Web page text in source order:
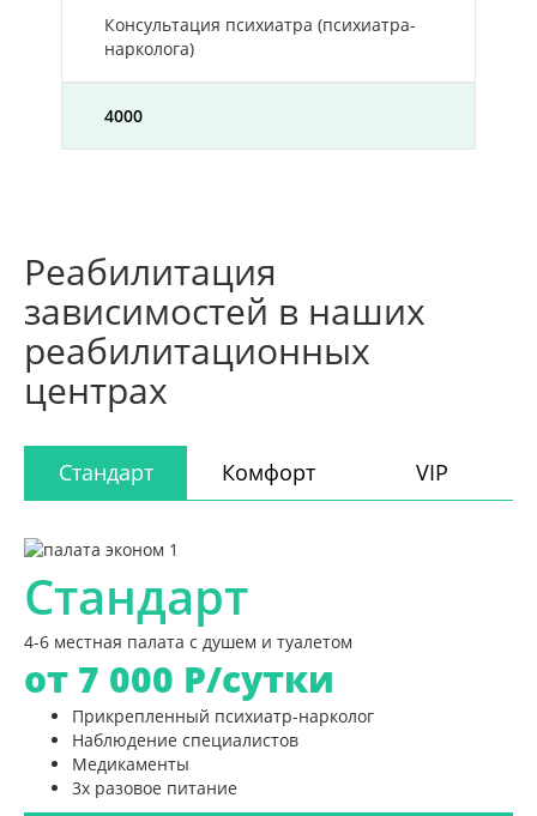
Консультация психиатра (психиатра-
нарколога)
4000
Реабилитация
зависимостей в наших
реабилитационных
центрах
Стандарт Комфорт VIP
Стандарт
4-6 местная палата с душем и туалетом
от 7 000 Р/сутки
Прикрепленный психиатр-нарколог
Наблюдение специалистов
Медикаменты
3х разовое питание